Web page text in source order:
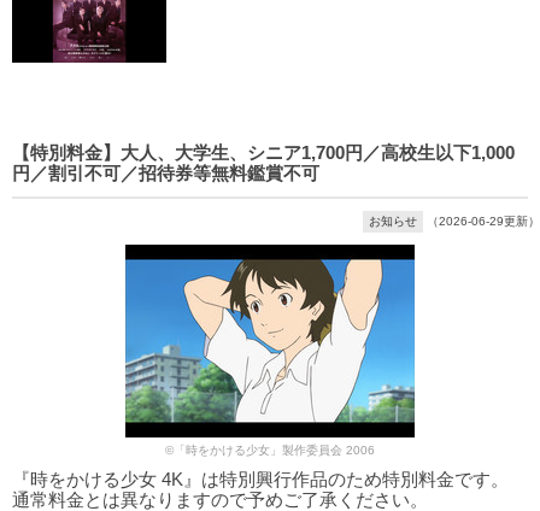
【特別料金】大人、大学生、シニア1,700円／高校生以下1,000
円／割引不可／招待券等無料鑑賞不可
お知らせ （2026-06-29更新）
©「時をかける少女」製作委員会 2006
『時をかける少女 4K』は特別興行作品のため特別料金です。
通常料金とは異なりますので予めご了承ください。